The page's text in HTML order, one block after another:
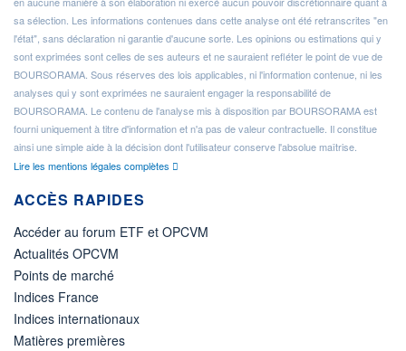
sa sélection. Les informations contenues dans cette analyse ont été retranscrites "en
l'état", sans déclaration ni garantie d'aucune sorte. Les opinions ou estimations qui y
sont exprimées sont celles de ses auteurs et ne sauraient refléter le point de vue de
BOURSORAMA. Sous réserves des lois applicables, ni l'information contenue, ni les
analyses qui y sont exprimées ne sauraient engager la responsabilité de
BOURSORAMA. Le contenu de l'analyse mis à disposition par BOURSORAMA est
fourni uniquement à titre d'information et n'a pas de valeur contractuelle. Il constitue
ainsi une simple aide à la décision dont l'utilisateur conserve l'absolue maîtrise.
Lire les mentions légales complètes
ACCÈS RAPIDES
Accéder au forum ETF et OPCVM
Actualités OPCVM
Points de marché
Indices France
Indices internationaux
Matières premières